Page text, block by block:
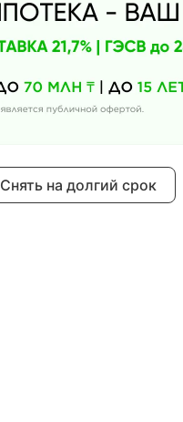
Снять на долгий срок